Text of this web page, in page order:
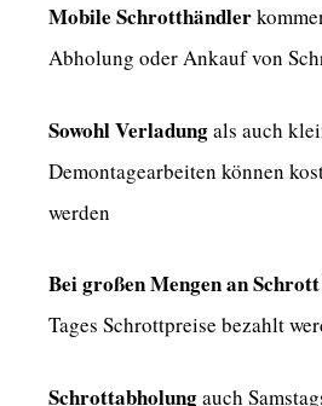
Mobile Schrotthändler
Abholung oder Ankauf von
Sowohl Verladungals auch
Demontagearbeiten können
werden
Bei großen Mengen an Schrott
Tages Schrottpreise bezahlt
Schrottabholungauch